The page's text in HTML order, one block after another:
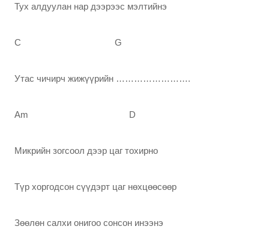
Тух алдуулан нар дээрээс мэлтийнэ
C G
Утас чичирч жижүүрийн …………………….
Am D
Микрийн зогсоол дээр цаг тохирно
Түр хоргодсон сүүдэрт цаг нөхцөөсөөр
Зөөлөн салхи онигоо сонсон инээнэ